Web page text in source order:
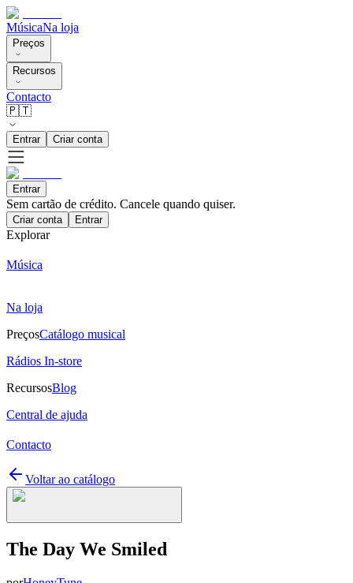
MúsicaNa loja
Preços
Recursos
Contacto
🇵🇹
Entrar Criar conta
Entrar
Sem cartão de crédito. Cancele quando quiser.
Criar conta Entrar
Explorar
Música
Na loja
PreçosCatálogo musical
Rádios In-store
RecursosBlog
Central de ajuda
Contacto
Voltar ao catálogo
The Day We Smiled